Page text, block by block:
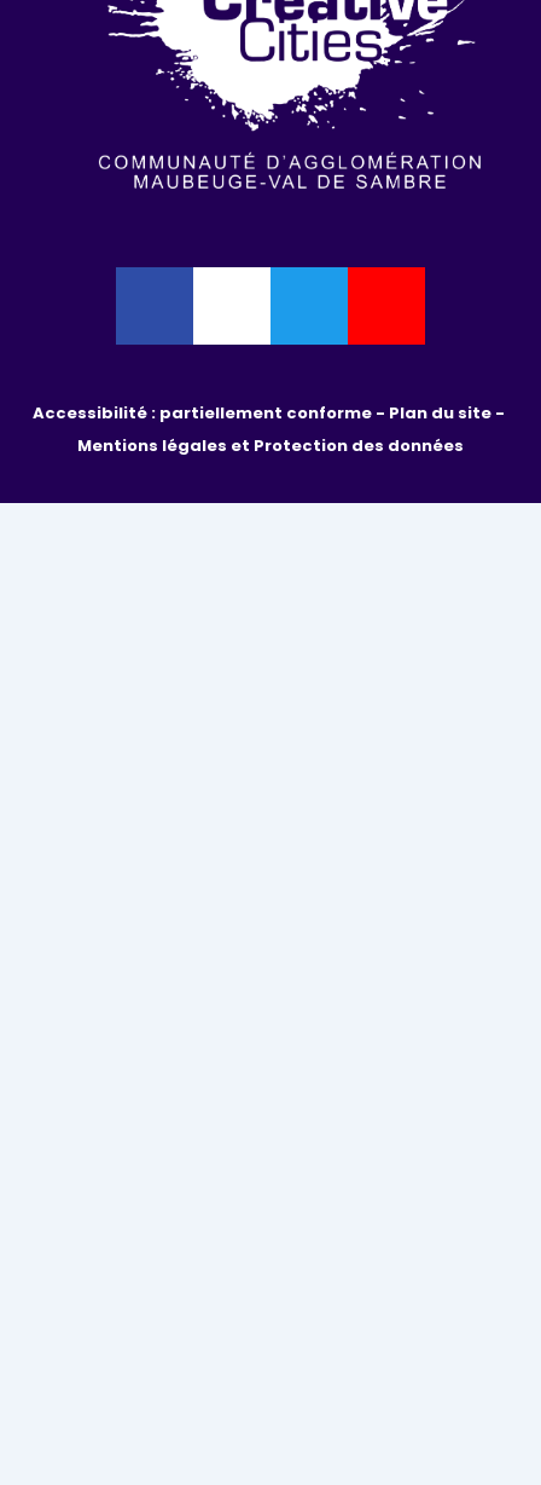
Accessibilité : partiellement conforme -
Mentions légales et Protection des données